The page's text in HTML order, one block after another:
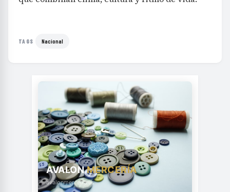
TAGS Nacional
AVALONMERCERÍA
avalonmerceria.es